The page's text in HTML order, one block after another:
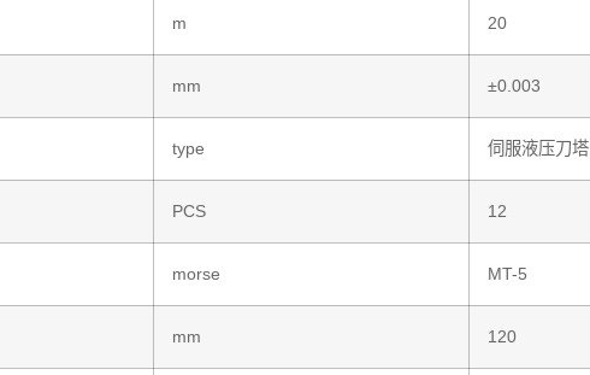
m 20
mm ±0.003
type 伺服液压刀塔
PCS 12
morse MT-5
mm 120